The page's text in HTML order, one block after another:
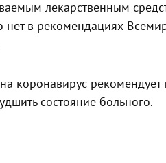
лекарственным
нет в рекомендациях
коронавирус рекомендует
состояние больного.